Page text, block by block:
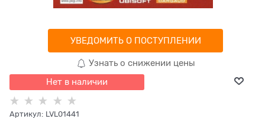
УВЕДОМИТЬ О ПОСТУПЛЕНИИ
Узнать о снижении цены
Нет в наличии
Артикул: LVL01441